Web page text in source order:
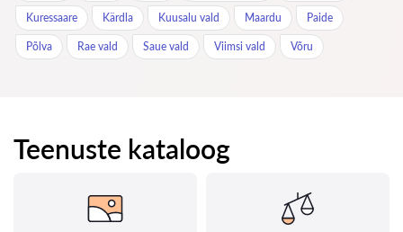
Kuressaare Kärdla Kuusalu vald Maardu Paide
Põlva Rae vald Saue vald Viimsi vald Võru
Teenuste kataloog